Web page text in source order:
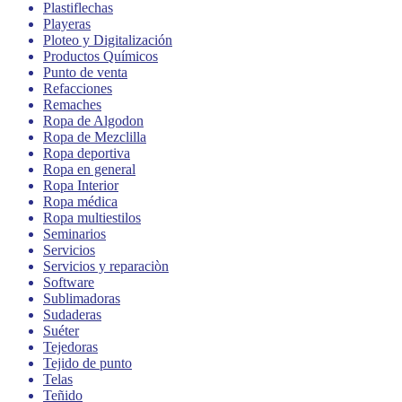
Plastiflechas
Playeras
Ploteo y Digitalización
Productos Químicos
Punto de venta
Refacciones
Remaches
Ropa de Algodon
Ropa de Mezclilla
Ropa deportiva
Ropa en general
Ropa Interior
Ropa médica
Ropa multiestilos
Seminarios
Servicios
Servicios y reparaciòn
Software
Sublimadoras
Sudaderas
Suéter
Tejedoras
Tejido de punto
Telas
Teñido